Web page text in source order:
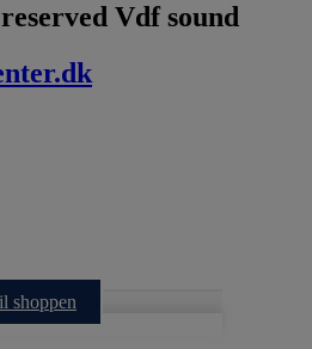
Vdf sound
shoppen